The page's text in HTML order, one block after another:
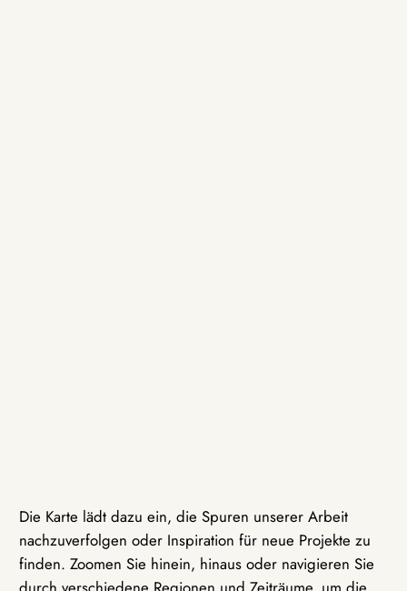
Die Karte lädt dazu ein, die Spuren unserer Arbeit
nachzuverfolgen oder Inspiration für neue Projekte zu
finden. Zoomen Sie hinein, hinaus oder navigieren Sie